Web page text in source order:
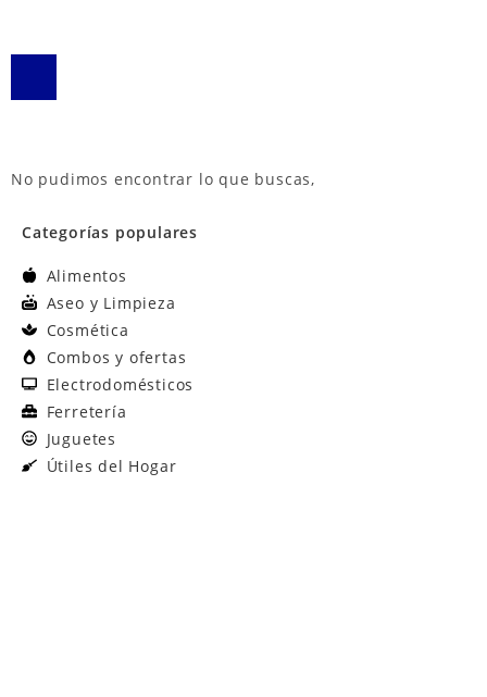
Categorías populares
Alimentos
Aseo y Limpieza
Cosmética
Combos y ofertas
Electrodomésticos
Ferretería
Juguetes
Útiles del Hogar
No pudimos encontrar lo que buscas,